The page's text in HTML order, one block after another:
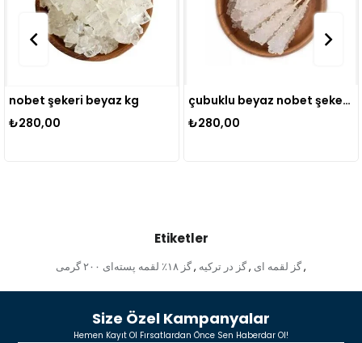
şekeri beyaz kg
çubuklu beyaz nobet şekeri kg
₺280,00
Etiketler
گز لقمه ای ,گز در ترکیه , گز ۱۸٪ لقمه پسته‌ای ۲۰۰ گرمی,
Size Özel Kampanyalar
Hemen Kayıt Ol Fırsatlardan Önce Sen Haberdar Ol!